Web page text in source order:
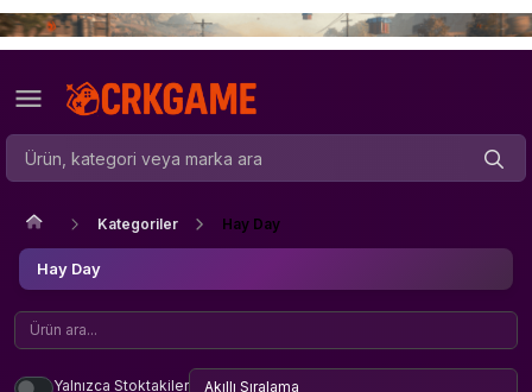
Kategoriler Hay Day
Hay Day
Yalnızca Stoktakiler